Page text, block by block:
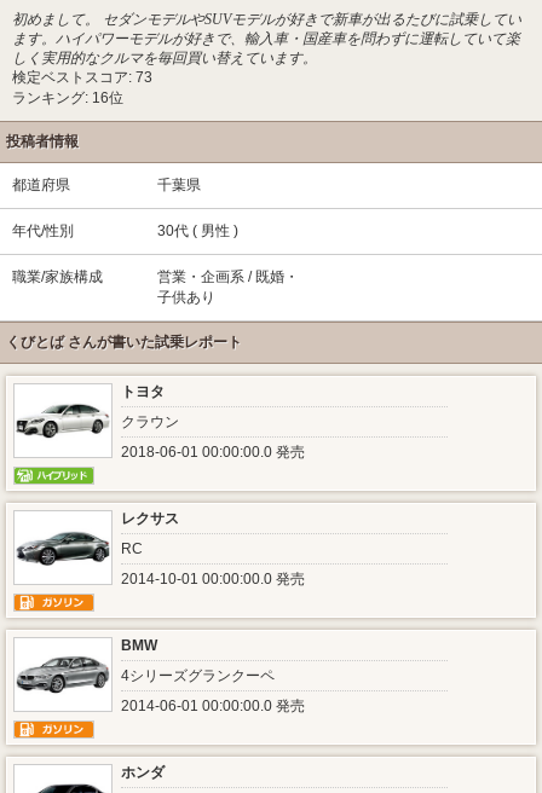
初めまして。 セダンモデルやSUVモデルが好きで新車が出るたびに試乗してい
ます。ハイパワーモデルが好きで、輸入車・国産車を問わずに運転していて楽
しく実用的なクルマを毎回買い替えています。
検定ベストスコア: 73
ランキング: 16位
投稿者情報
都道府県 千葉県
年代/性別 30代 ( 男性 )
職業/家族構成
営業・企画系 / 既婚・
子供あり
くびとば さんが書いた試乗レポート
トヨタ
クラウン
2018-06-01 00:00:00.0 発売
レクサス
RC
2014-10-01 00:00:00.0 発売
BMW
4シリーズグランクーペ
2014-06-01 00:00:00.0 発売
ホンダ